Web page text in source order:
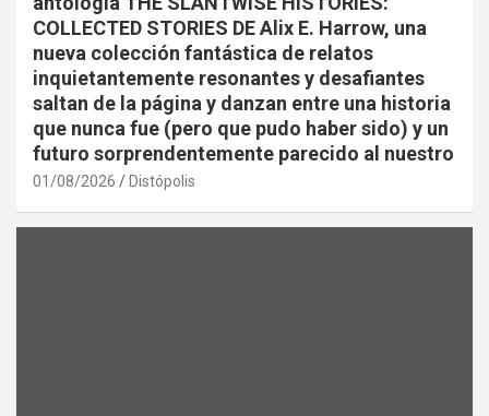
COLLECTED STORIES DE Alix E. Harrow, una
nueva colección fantástica de relatos
inquietantemente resonantes y desafiantes
saltan de la página y danzan entre una historia
que nunca fue (pero que pudo haber sido) y un
futuro sorprendentemente parecido al nuestro
01/08/2026 Distópolis